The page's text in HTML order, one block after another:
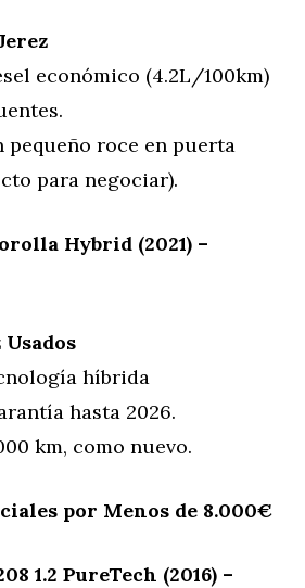
económico (4.2L/100km)
pequeño roce en puerta
para negociar).
Hybrid (2021) –
híbrida
hasta 2026.
km, como nuevo.
por Menos de 8.000€
1.2 PureTech (2016) –